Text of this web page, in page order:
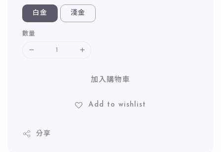
白金 淺金
數量
加入購物車
Add to wishlist
分享